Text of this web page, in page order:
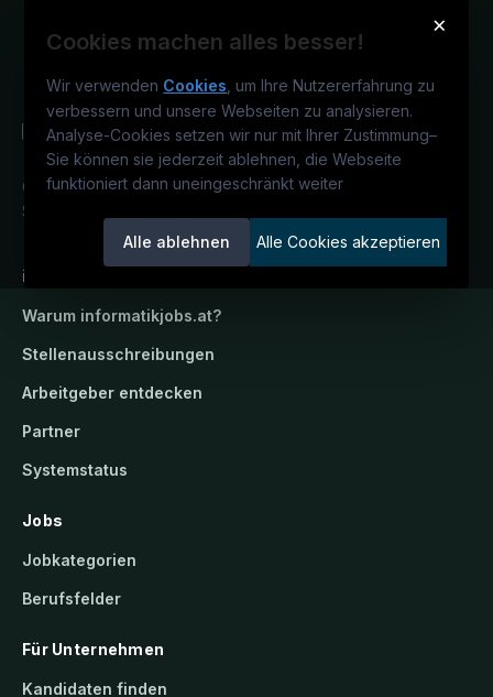
×
Cookies machen alles besser!
Wir verwenden Cookies , um Ihre Nutzererfahrung zu
verbessern und unsere Webseiten zu analysieren.
Analyse-Cookies setzen wir nur mit Ihrer Zustimmung–
Sie können sie jederzeit ablehnen, die Webseite
funktioniert dann uneingeschränkt weiter
Alle ablehnen Alle Cookies akzeptieren
Österreichs IT-Karriereportal.Ein
Service der candidatis GmbH.
informatikjobs.at
Warum informatikjobs.at?
Stellenausschreibungen
Arbeitgeber entdecken
Partner
Systemstatus
Jobs
Jobkategorien
Berufsfelder
Für Unternehmen
Kandidaten finden